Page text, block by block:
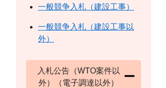
一般競争入札（建設工事）
一般競争入札（建設工事以
外）
入札公告（WTO案件以
外）（電子調達以外）